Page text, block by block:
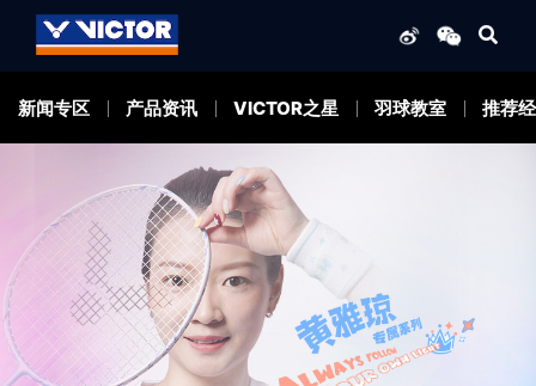
新闻专区 产品资讯 VICTOR之星 羽球教室 推荐